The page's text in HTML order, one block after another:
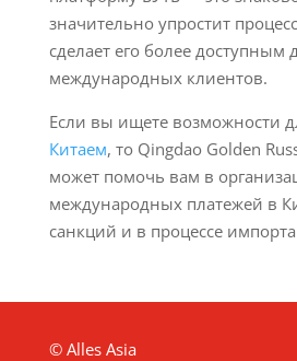
значительно упростит
сделает его более доступным
международных клиентов.
Если вы ищете возможности
Китаем, то Qingdao Golden
может помочь вам в
международных платежей в
санкций и в процессе
© Alles Asia